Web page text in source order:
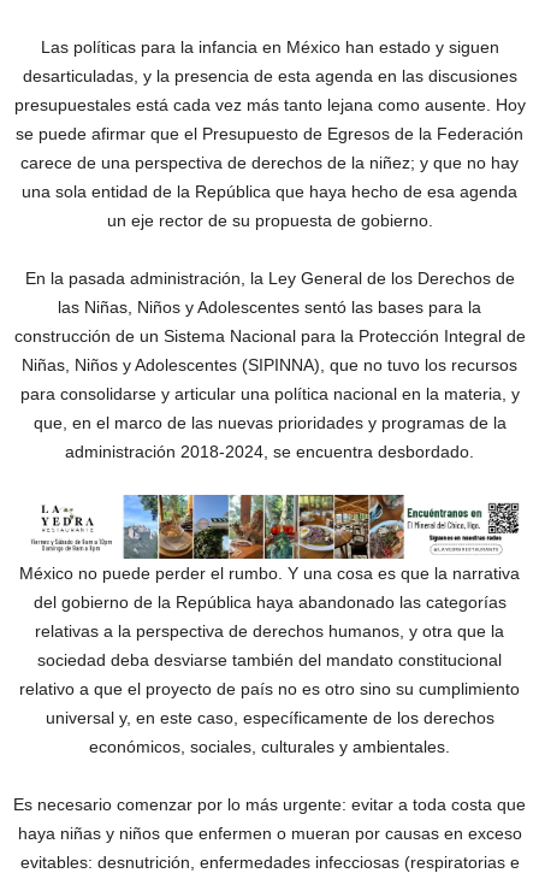
Las políticas para la infancia en México han estado y siguen
desarticuladas, y la presencia de esta agenda en las discusiones
presupuestales está cada vez más tanto lejana como ausente. Hoy
se puede afirmar que el Presupuesto de Egresos de la Federación
carece de una perspectiva de derechos de la niñez; y que no hay
una sola entidad de la República que haya hecho de esa agenda
un eje rector de su propuesta de gobierno.
En la pasada administración, la Ley General de los Derechos de
las Niñas, Niños y Adolescentes sentó las bases para la
construcción de un Sistema Nacional para la Protección Integral de
Niñas, Niños y Adolescentes (SIPINNA), que no tuvo los recursos
para consolidarse y articular una política nacional en la materia, y
que, en el marco de las nuevas prioridades y programas de la
administración 2018-2024, se encuentra desbordado.
México no puede perder el rumbo. Y una cosa es que la narrativa
del gobierno de la República haya abandonado las categorías
relativas a la perspectiva de derechos humanos, y otra que la
sociedad deba desviarse también del mandato constitucional
relativo a que el proyecto de país no es otro sino su cumplimiento
universal y, en este caso, específicamente de los derechos
económicos, sociales, culturales y ambientales.
Es necesario comenzar por lo más urgente: evitar a toda costa que
haya niñas y niños que enfermen o mueran por causas en exceso
evitables: desnutrición, enfermedades infecciosas (respiratorias e